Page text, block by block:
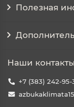
Полезная
Наши контакты
+7 (383) 242-95-